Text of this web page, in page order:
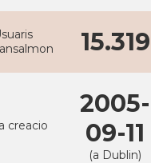
15.319
creacio
2005-
09-11
(a Dublin)